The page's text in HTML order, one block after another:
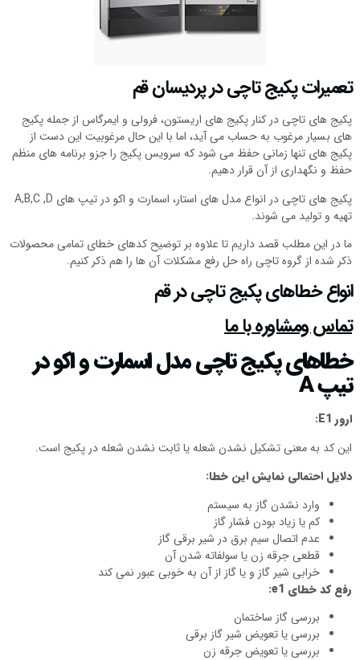
تعمیرات پکیج تاچی در پردیسان قم
پکیج های تاچی در کنار پکیج های اریستون، فرولی و ایمرگاس از جمله پکیج
های بسیار مرغوب به حساب می آید، اما با این حال مرغوبیت این دست از
پکیج های تنها زمانی حفظ می شود که سرویس پکیج را جزو برنامه های منظم
حفظ و نگهداری از آن قرار دهیم.
پکیج های تاچی در انواع مدل های استار، اسمارت و اکو در تیپ های A,B,C ,D
تهیه و تولید می شوند.
ما در این مطلب قصد داریم تا علاوه بر توضیح کدهای خطای تمامی محصولات
ذکر شده از گروه تاچی راه حل رفع مشکلات آن ها را هم ذکر کنیم.
انواع خطاهای پکیج تاچی در قم
تماس ومشاوره با ما
خطاهای پکیج تاچی مدل اسمارت و اکو در
تیپA
ارور E1
:
این کد به معنی تشکیل نشدن شعله یا ثابت نشدن شعله در پکیج است.
دلایل احتمالی نمایش این خطا:
وارد نشدن گاز به سیستم
کم یا زیاد بودن فشار گاز
عدم اتصال سیم برق در شیر برقی گاز
قطعی جرقه زن یا سولفاته شدن آن
خرابی شیر گاز و یا گاز از آن به خوبی عبور نمی کند
رفع کد خطای e1
:
بررسی گاز ساختمان
بررسی یا تعویض شیر گاز برقی
بررسی یا تعویض جرقه زن